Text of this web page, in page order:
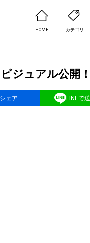
HOME カテゴリ
ジュアル公開
シェア LINEで